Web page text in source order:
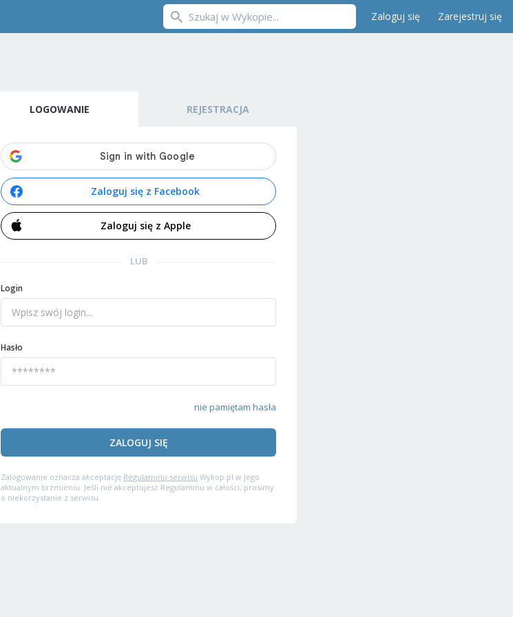
Zaloguj się Zarejestruj się
LOGOWANIE REJESTRACJA
Zaloguj się z Facebook
Zaloguj się z Apple
LUB
Login
Hasło
nie pamiętam hasła
ZALOGUJ SIĘ
Zalogowanie oznacza akceptację Regulaminu serwisu Wykop.pl w jego
aktualnym brzmieniu. Jeśli nie akceptujesz Regulaminu w całości, prosimy
o niekorzystanie z serwisu.